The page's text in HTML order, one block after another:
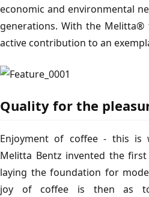
economic and environmental
generations. With the
active contribution to an
Quality for the
Enjoyment of coffee - this
Melitta Bentz invented the
laying the foundation for
joy of coffee is then as